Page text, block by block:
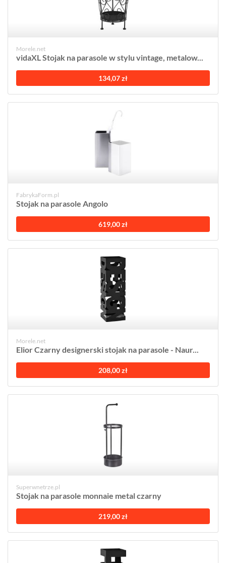
Morele.net
vidaXL Stojak na parasole w stylu vintage, metalow...
134,07 zł
FabrykaForm.pl
Stojak na parasole Angolo
619,00 zł
Morele.net
Elior Czarny designerski stojak na parasole - Naur...
208,00 zł
Superwnetrze.pl
Stojak na parasole monnaie metal czarny
219,00 zł